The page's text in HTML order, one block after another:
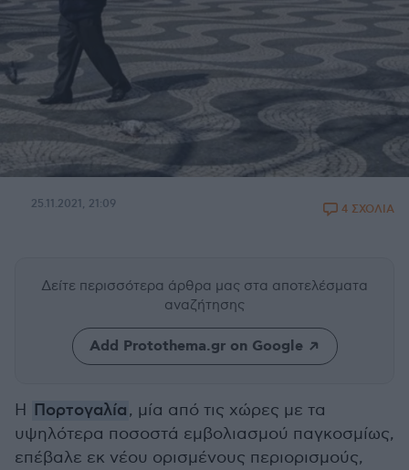
25.11.2021, 21:09 4 ΣΧΟΛΙΑ
Δείτε περισσότερα άρθρα μας στα αποτελέσματα
αναζήτησης
Add Protothema.gr on Google
Η Πορτογαλία, μία από τις χώρες με τα
υψηλότερα ποσοστά εμβολιασμού παγκοσμίως,
επέβαλε εκ νέου ορισμένους περιορισμούς,